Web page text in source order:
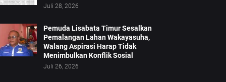
Juli 28, 2026
Pemuda Lisabata Timur Sesalkan
Pemalangan Lahan Wakayasuha,
Walang Aspirasi Harap Tidak
Menimbulkan Konflik Sosial
Juli 26, 2026